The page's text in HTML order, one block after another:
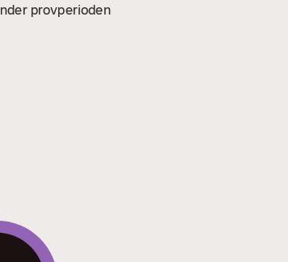
provperioden